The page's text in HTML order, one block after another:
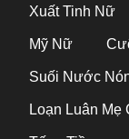
Xuất Tinh Nữ
Mỹ Nữ
Suối Nước
Loạn Luân Mẹ